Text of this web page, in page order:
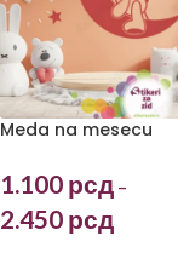
Meda na mesecu
1.100 рсд –
2.450 рсд